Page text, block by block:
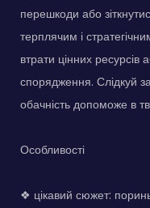
перешкоди або
терплячим і
втрати цінних
спорядження. Слідкуй
обачність допоможе в
Особливості
❖ цікавий сюжет: